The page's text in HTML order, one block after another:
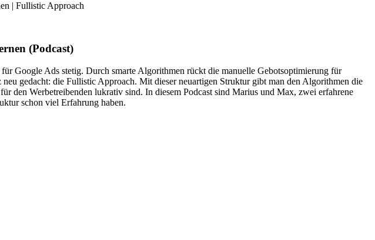
| Fullistic Approach
(Podcast)
Google Ads stetig. Durch smarte Algorithmen rückt die manuelle Gebotsoptimierung für
gedacht: die Fullistic Approach. Mit dieser neuartigen Struktur gibt man den Algorithmen die
den Werbetreibenden lukrativ sind. In diesem Podcast sind Marius und Max, zwei erfahrene
schon viel Erfahrung haben.